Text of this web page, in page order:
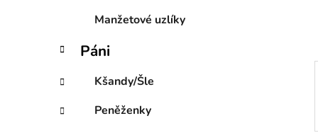
Manžetové uzlíky
Páni
Kšandy/Šle
Peněženky